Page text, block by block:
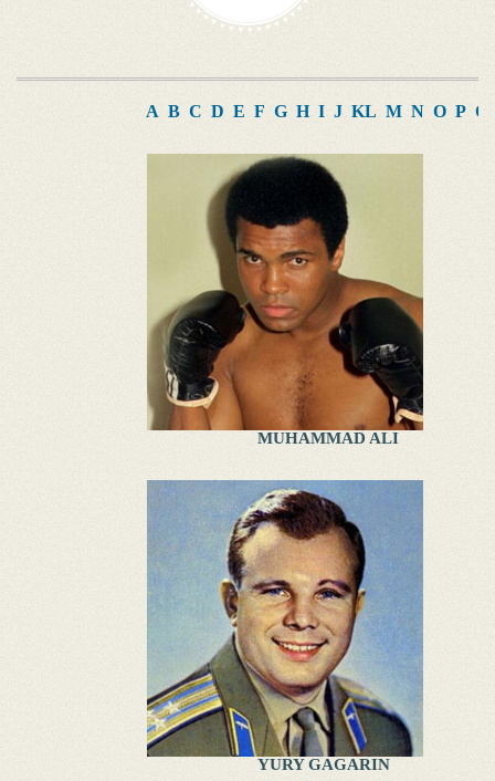
A B C D E F G H I J KL M N O P Q
MUHAMMAD ALI
YURY GAGARIN